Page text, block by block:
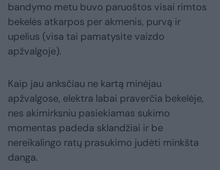
bandymo metu buvo paruoštos visai rimtos
bekelės atkarpos per akmenis, purvą ir
upelius (visa tai pamatysite vaizdo
apžvalgoje).
Kaip jau anksčiau ne kartą minėjau
apžvalgose, elektra labai praverčia bekelėje,
nes akimirksniu pasiekiamas sukimo
momentas padeda sklandžiai ir be
nereikalingo ratų prasukimo judėti minkšta
danga.